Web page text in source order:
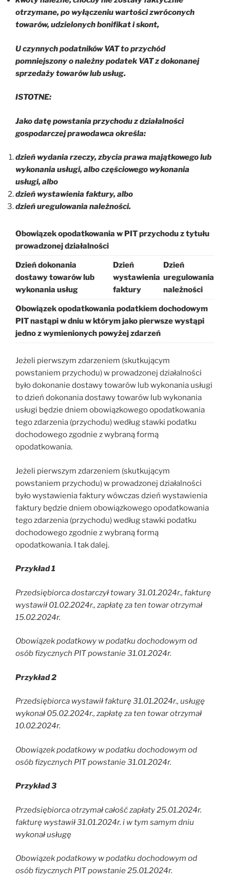
otrzymane, po wyłączeniu wartości zwróconych
towarów, udzielonych bonifikat i skont,
U czynnych podatników VAT to przychód
pomniejszony o należny podatek VAT z dokonanej
sprzedaży towarów lub usług.
ISTOTNE:
Jako datę powstania przychodu z działalności
gospodarczej prawodawca określa:
dzień wydania rzeczy, zbycia prawa majątkowego lub
wykonania usługi, albo częściowego wykonania
usługi, albo
dzień wystawienia faktury, albo
dzień uregulowania należności.
Obowiązek opodatkowania w PIT przychodu z tytułu
prowadzonej działalności
Dzień dokonania
dostawy towarów lub
wykonania usług
Dzień
wystawienia
faktury
Dzień
uregulowania
należności
Obowiązek opodatkowania podatkiem dochodowym
PIT nastąpi w dniu w którym jako pierwsze wystąpi
jedno z wymienionych powyżej zdarzeń
Jeżeli pierwszym zdarzeniem (skutkującym
powstaniem przychodu) w prowadzonej działalności
było dokonanie dostawy towarów lub wykonania usługi
to dzień dokonania dostawy towarów lub wykonania
usługi będzie dniem obowiązkowego opodatkowania
tego zdarzenia (przychodu) według stawki podatku
dochodowego zgodnie z wybraną formą
opodatkowania.
Jeżeli pierwszym zdarzeniem (skutkującym
powstaniem przychodu) w prowadzonej działalności
było wystawienia faktury wówczas dzień wystawienia
faktury będzie dniem obowiązkowego opodatkowania
tego zdarzenia (przychodu) według stawki podatku
dochodowego zgodnie z wybraną formą
opodatkowania. I tak dalej.
Przykład 1
Przedsiębiorca dostarczył towary 31.01.2024r., fakturę
wystawił 01.02.2024r., zapłatę za ten towar otrzymał
15.02.2024r.
Obowiązek podatkowy w podatku dochodowym od
osób fizycznych PIT powstanie 31.01.2024r.
Przykład 2
Przedsiębiorca wystawił fakturę 31.01.2024r., usługę
wykonał 05.02.2024r., zapłatę za ten towar otrzymał
10.02.2024r.
Obowiązek podatkowy w podatku dochodowym od
osób fizycznych PIT powstanie 31.01.2024r.
Przykład 3
Przedsiębiorca otrzymał całość zapłaty 25.01.2024r.
fakturę wystawił 31.01.2024r. i w tym samym dniu
wykonał usługę
Obowiązek podatkowy w podatku dochodowym od
osób fizycznych PIT powstanie 25.01.2024r.